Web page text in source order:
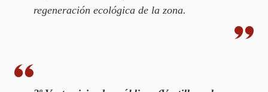
regeneración ecológica de la zona.